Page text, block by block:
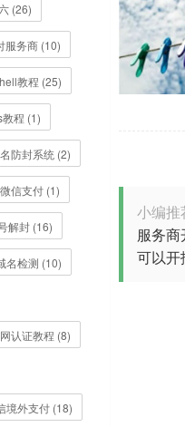
(26)
服务商 (10)
教程 (25)
程 (1)
防封系统 (2)
信支付 (1)
解封 (16)
名检测 (10)
认证教程 (8)
境外支付 (18)
小编
服务
可以开